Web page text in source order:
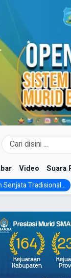
Video Suara
Senjata Tradisional...